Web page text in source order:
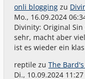
onli blogging zu
Mo., 16.09.2024
Divinity: Original
sehr, macht aber
ist es wieder ein
reptile zuThe
Di., 10.09.2024 11:27